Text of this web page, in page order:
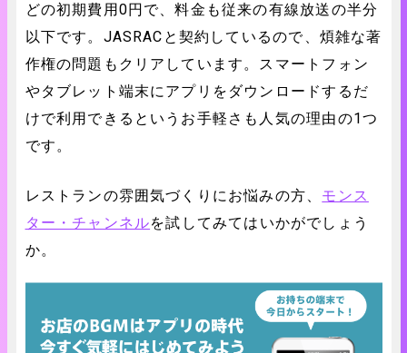
どの初期費用0円で、料金も従来の有線放送の半分
以下です。JASRACと契約しているので、煩雑な著
作権の問題もクリアしています。スマートフォン
やタブレット端末にアプリをダウンロードするだ
けで利用できるというお手軽さも人気の理由の1つ
です。
レストランの雰囲気づくりにお悩みの方、 モンス
ター・チャンネルを試してみてはいかがでしょう
か。